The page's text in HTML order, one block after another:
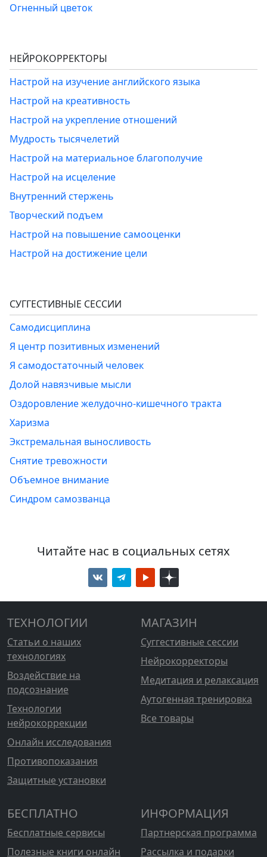
Огненный цветок
НЕЙРОКОРРЕКТОРЫ
Настрой на изучение английского языка
Настрой на креативность
Настрой на укрепление отношений
Мудрость тысячелетий
Настрой на материальное благополучие
Настрой на исцеление
Внутренний стержень
Творческий подъем
Настрой на повышение самооценки
Настрой на достижение цели
СУГГЕСТИВНЫЕ СЕССИИ
Самодисциплина
Я центр позитивных изменений
Я самодостаточный человек
Долой навязчивые мысли
Оздоровление желудочно-кишечного тракта
Харизма
Экстремальная выносливость
Снятие тревожности
Объемное внимание
Синдром самозванца
Читайте нас в социальных сетях
ТЕХНОЛОГИИ
Статьи о наших
технологиях
Воздействие на
подсознание
Технологии
нейрокоррекции
Онлайн исследования
Противопоказания
Защитные установки
МАГАЗИН
Суггестивные сессии
Нейрокорректоры
Медитация и релаксация
Аутогенная тренировка
Все товары
БЕСПЛАТНО
Бесплатные сервисы
Полезные книги онлайн
ИНФОРМАЦИЯ
Партнерская программа
Рассылка и подарки